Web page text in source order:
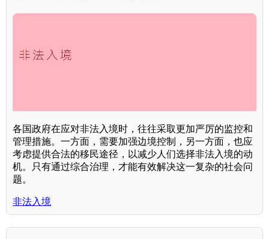
各国政府在应对非法入境时，往往采取更加严厉的监控和
管理措施。一方面，需要加强边境控制，另一方面，也应
考虑提供合法的移民途径，以减少人们选择非法入境的动
机。只有通过综合治理，才能有效解决这一复杂的社会问
题。
非法入境